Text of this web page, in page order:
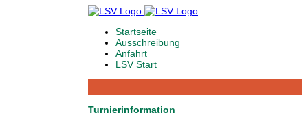
Startseite
Ausschreibung
Anfahrt
LSV Start
Turnierinformation